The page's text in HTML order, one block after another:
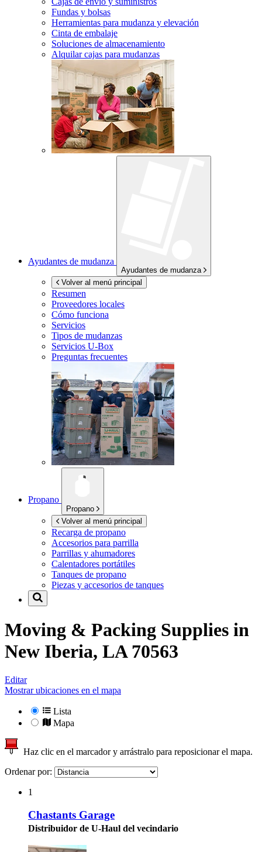
Fundas y bolsas
Herramientas para mudanza y elevación
Cinta de embalaje
Soluciones de almacenamiento
Alquilar cajas para mudanzas
Ayudantes de mudanza
Ayudantes de mudanza
Volver al menú principal
Resumen
Proveedores locales
Cómo funciona
Servicios
Tipos de mudanzas
Servicios U-Box
Preguntas frecuentes
Propano
Propano
Volver al menú principal
Recarga de propano
Accesorios para parrilla
Parrillas y ahumadores
Calentadores portátiles
Tanques de propano
Piezas y accesorios de tanques
Moving & Packing Supplies in
New Iberia, LA 70563
Editar
Mostrar ubicaciones en el mapa
Lista
Mapa
Haz clic en el marcador y arrástralo para reposicionar el mapa.
Ordenar por:
1
Chastants Garage
Distribuidor de U-Haul del vecindario